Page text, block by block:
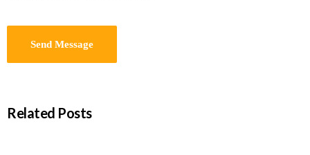
Related Posts